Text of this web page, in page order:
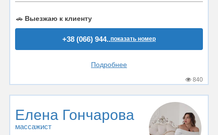
🚗 Выезжаю к клиенту
+38 (066) 944..показать номер
Подробнее
840
Елена Гончарова
массажист